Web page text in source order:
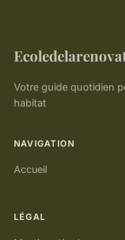
Votre guide quotidien
habitat
NAVIGATION
Accueil
LÉGAL